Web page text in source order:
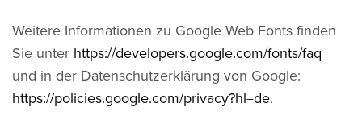
Weitere Informationen zu Google Web Fonts finden
Sie unter https://developers.google.com/fonts/faq
und in der Datenschutzerklärung von Google:
https://policies.google.com/privacy?hl=de.